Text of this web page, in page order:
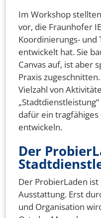
Im Workshop
vor, die Fraunhofer
Koordinierungs- und
entwickelt hat. Sie
Canvas auf, ist aber
Praxis
Vielzahl von
dafür ein
entwickeln.
Der
Der ProbierLaden
Ausstattung. Erst
und Organisation